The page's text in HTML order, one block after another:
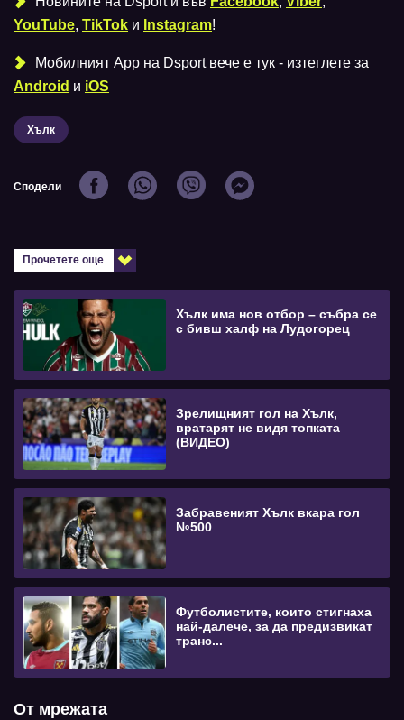
YouTube, TikTok и Instagram!
Мобилният Аpp на Dsport вече е тук - изтеглете за
Android и iOS
Хълк
Сподели
Прочетете още
Хълк има нов отбор – събра се
с бивш халф на Лудогорец
Зрелищният гол на Хълк,
вратарят не видя топката
(ВИДЕО)
Забравеният Хълк вкара гол
№500
Футболистите, които стигнаха
най-далече, за да предизвикат
транс...
От мрежата